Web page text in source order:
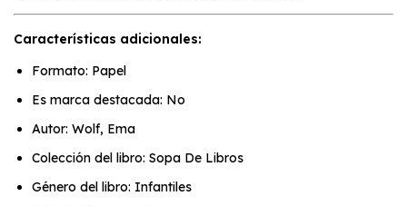
Características adicionales:
Formato: Papel
Es marca destacada: No
Autor: Wolf, Ema
Colección del libro: Sopa De Libros
Género del libro: Infantiles